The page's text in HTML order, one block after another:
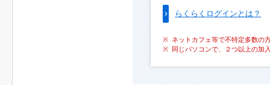
らくらくログインとは？
ネットカフェ等で不特定多数の
同じパソコンで、２つ以上の加